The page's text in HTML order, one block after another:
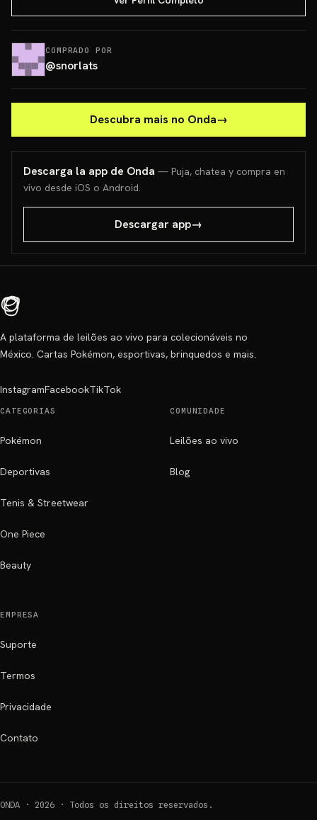
COMPRADO POR
@snorlats
Descubra mais no Onda→
Descarga la app de Onda — Puja, chatea y compra en
vivo desde iOS o Android.
Descargar app→
A plataforma de leilões ao vivo para colecionáveis no
México. Cartas Pokémon, esportivas, brinquedos e mais.
InstagramFacebookTikTok
CATEGORIAS
Pokémon
Deportivas
Tenis & Streetwear
One Piece
Beauty
COMUNIDADE
Leilões ao vivo
Blog
EMPRESA
Suporte
Termos
Privacidade
Contato
ONDA · 2026 · Todos os direitos reservados.